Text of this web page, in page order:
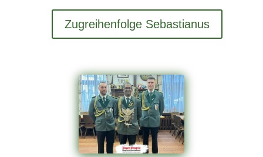
Zugreihenfolge Sebastianus